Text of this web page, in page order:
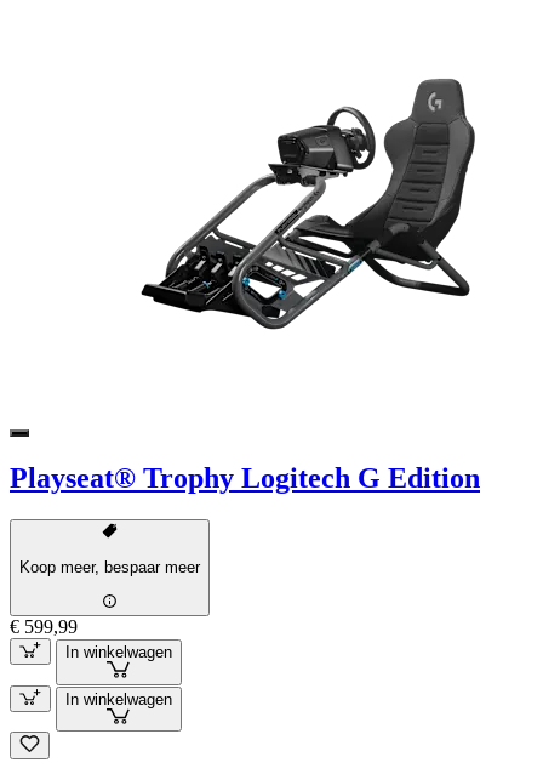
Playseat® Trophy Logitech G Edition
Koop meer, bespaar meer
€ 599,99
In winkelwagen
In winkelwagen